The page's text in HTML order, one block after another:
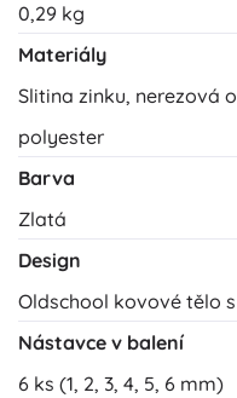
0,29 kg
Materiály
Slitina zinku, nerezová
polyester
Barva
Zlatá
Design
Oldschool kovové tělo
Nástavce v balení
6 ks (1, 2, 3, 4, 5, 6 mm)